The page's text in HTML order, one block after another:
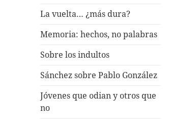
La vuelta… ¿más dura?
Memoria: hechos, no palabras
Sobre los indultos
Sánchez sobre Pablo González
Jóvenes que odian y otros que
no